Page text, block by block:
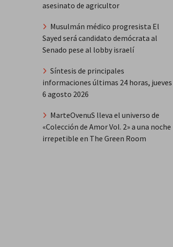
asesinato de agricultor
Musulmán médico progresista El
Sayed será candidato demócrata al
Senado pese al lobby israelí
Síntesis de principales
informaciones últimas 24 horas, jueves
6 agosto 2026
MarteOvenuS lleva el universo de
«Colección de Amor Vol. 2» a una noche
irrepetible en The Green Room